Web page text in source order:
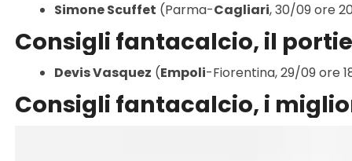
Simone Scuffet (Parma-Cagliari, 30/09 ore
Consigli fantacalcio, il
Devis Vasquez (Empoli-Fiorentina, 29/09 ore
Consigli fantacalcio, i